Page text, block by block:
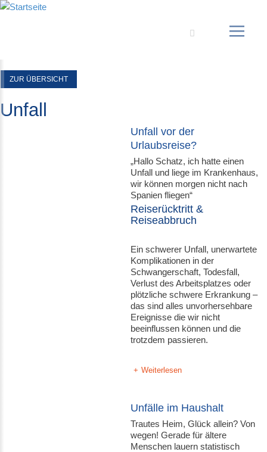
ZUR ÜBERSICHT
Unfall
Unfall vor der
Urlaubsreise?
„Hallo Schatz, ich hatte einen
Unfall und liege im Krankenhaus,
wir können morgen nicht nach
Spanien fliegen“
Reiserücktritt &
Reiseabbruch
Ein schwerer Unfall, unerwartete
Komplikationen in der
Schwangerschaft, Todesfall,
Verlust des Arbeitsplatzes oder
plötzliche schwere Erkrankung –
das sind alles unvorhersehbare
Ereignisse die wir nicht
beeinflussen können und die
trotzdem passieren.
Weiterlesen
Unfälle im Haushalt
Trautes Heim, Glück allein? Von
wegen! Gerade für ältere
Menschen lauern statistisch